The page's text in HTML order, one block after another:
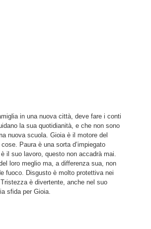
in una nuova città, deve fare i conti
la sua quotidianità, e che non sono
nuova scuola. Gioia è il motore del
Paura è una sorta d’impiegato
il suo lavoro, questo non accadrà mai.
loro meglio ma, a differenza sua, non
fuoco. Disgusto è molto protettiva nei
è divertente, anche nel suo
sfida per Gioia.